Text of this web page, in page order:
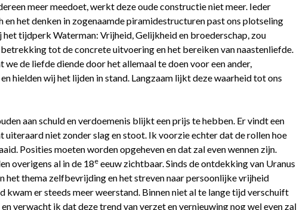
meer meedoet, werkt deze oude constructie niet meer. Ieder
het denken in zogenaamde piramidestructuren past ons plotseling
het tijdperk Waterman: Vrijheid, Gelijkheid en broederschap, zou
tot de concrete uitvoering en het bereiken van naastenliefde.
de liefde diende door het allemaal te doen voor een ander,
hielden wij het lijden in stand. Langzaam lijkt deze waarheid tot ons
aan schuld en verdoemenis blijkt een prijs te hebben. Er vindt een
uiteraard niet zonder slag en stoot. Ik voorzie echter dat de rollen hoe
Posities moeten worden opgeheven en dat zal even wennen zijn.
overigens al in de 18e eeuw zichtbaar. Sinds de ontdekking van Uranus
het thema zelfbevrijding en het streven naar persoonlijke vrijheid
kwam er steeds meer weerstand. Binnen niet al te lange tijd verschuift
verwacht ik dat deze trend van verzet en vernieuwing nog wel even zal